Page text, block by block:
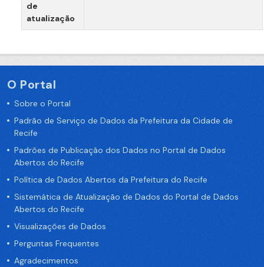
de
atualização
O Portal
Sobre o Portal
Padrão de Serviço de Dados da Prefeitura da Cidade de
Recife
Padrões de Publicação dos Dados no Portal de Dados
Abertos do Recife
Política de Dados Abertos da Prefeitura do Recife
Sistemática de Atualização de Dados do Portal de Dados
Abertos do Recife
Visualizações de Dados
Perguntas Frequentes
Agradecimentos